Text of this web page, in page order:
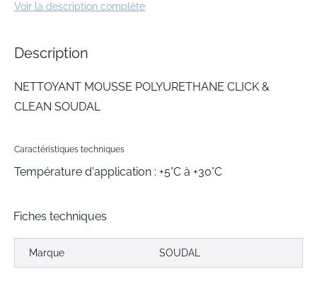
Voir la description complète
Description
NETTOYANT MOUSSE POLYURETHANE CLICK &
CLEAN SOUDAL
Caractéristiques techniques
Température d'application : +5°C à +30°C
Fiches techniques
Marque SOUDAL